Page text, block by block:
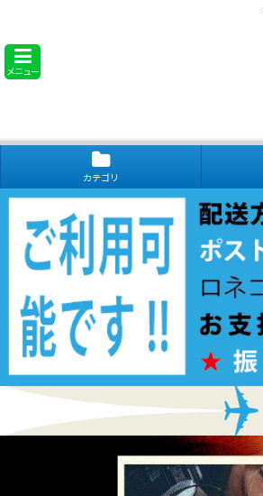
メニュー
カテゴリ